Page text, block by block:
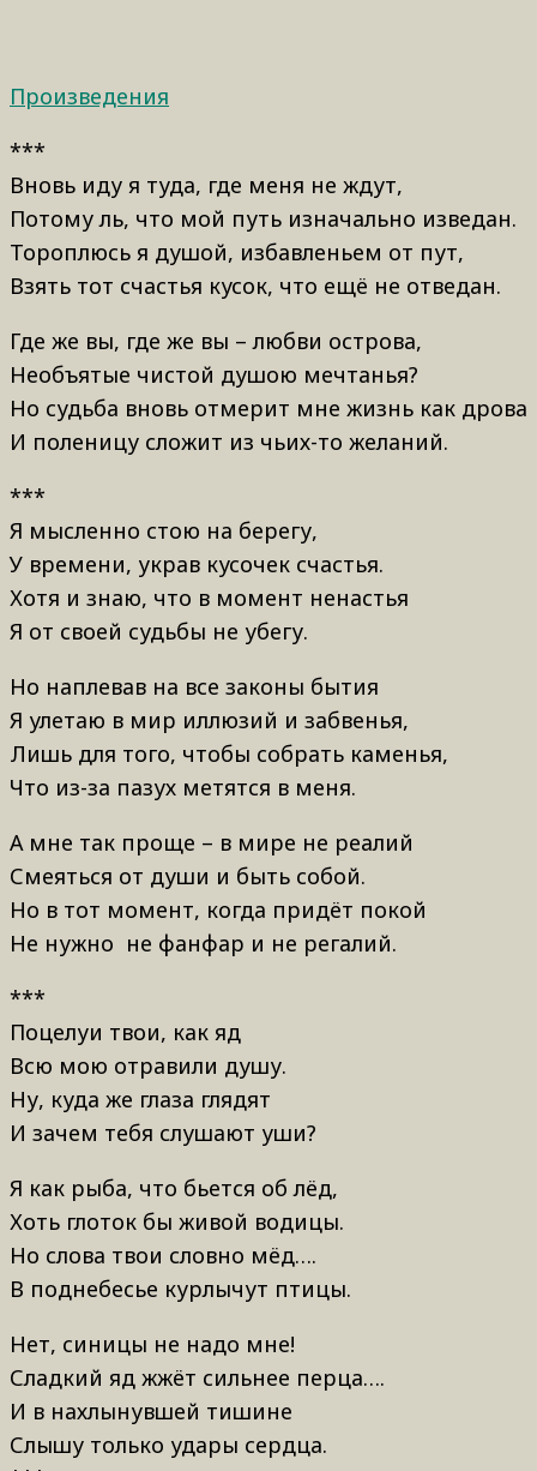
Произведения
***
Вновь иду я туда, где меня не ждут,
Потому ль, что мой путь изначально изведан.
Тороплюсь я душой, избавленьем от пут,
Взять тот счастья кусок, что ещё не отведан.
Где же вы, где же вы – любви острова,
Необъятые чистой душою мечтанья?
Но судьба вновь отмерит мне жизнь как дрова
И поленицу сложит из чьих-то желаний.
***
Я мысленно стою на берегу,
У времени, украв кусочек счастья.
Хотя и знаю, что в момент ненастья
Я от своей судьбы не убегу.
Но наплевав на все законы бытия
Я улетаю в мир иллюзий и забвенья,
Лишь для того, чтобы собрать каменья,
Что из-за пазух метятся в меня.
А мне так проще – в мире не реалий
Смеяться от души и быть собой.
Но в тот момент, когда придёт покой
Не нужно не фанфар и не
***
Поцелуи твои, как яд
Всю мою отравили душу.
Ну, куда же глаза глядят
И зачем тебя слушают уши?
Я как рыба, что бьется об лёд,
Хоть глоток бы живой водицы.
Но слова твои словно мёд….
В поднебесье курлычут птицы.
Нет, синицы не надо мне!
Сладкий яд жжёт сильнее перца….
И в нахлынувшей тишине
Слышу только удары